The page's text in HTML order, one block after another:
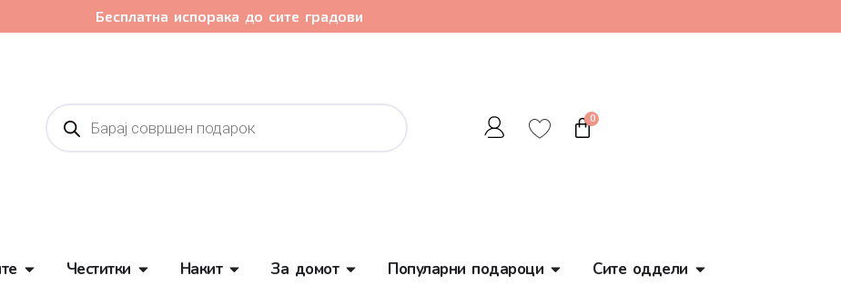
Бесплатна испорака до сите градови
0
Честитки Накит За домот Популарни подароци Сите оддели